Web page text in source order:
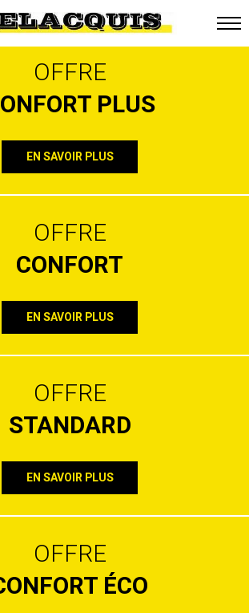
PARTICULIERS
OFFRE
PLUS
EN SAVOIR PLUS
OFFRE
CONFORT
EN SAVOIR PLUS
OFFRE
STANDARD
EN SAVOIR PLUS
OFFRE
ÉCO